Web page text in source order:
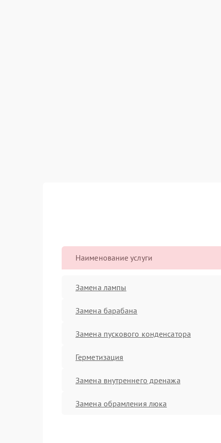
Наименование услуги
Замена лампы
Замена барабана
Замена пускового конденсатора
Герметизация
Замена внутреннего дренажа
Замена обрамления люка